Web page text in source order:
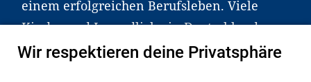
einem erfolgreichen Berufsleben. Viele
Kinder und Jugendliche in Deutschland
haben aber große Schwierigkeiten dabei.
Wir respektieren deine Privatsphäre